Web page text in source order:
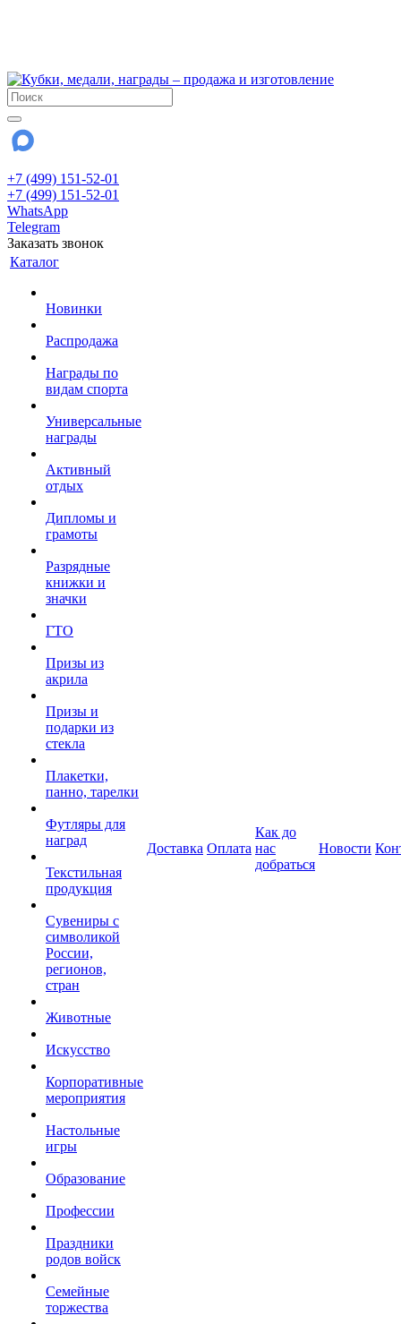
+7 (499) 151-52-01
+7 (499) 151-52-01
WhatsApp
Telegram
Заказать звонок
Каталог
Новинки
Распродажа
Награды по
видам спорта
Универсальные
награды
Активный
отдых
Дипломы и
грамоты
Разрядные
книжки и
значки
ГТО
Призы из
акрила
Призы и
подарки из
стекла
Плакетки,
панно, тарелки
Футляры для
наград
Текстильная
продукция
Сувениры с
символикой
России,
регионов,
стран
Животные
Искусство
Корпоративные
мероприятия
Настольные
игры
Образование
Профессии
Праздники
родов войск
Семейные
торжества
Доставка Оплата
Как до
нас
добраться
Новости